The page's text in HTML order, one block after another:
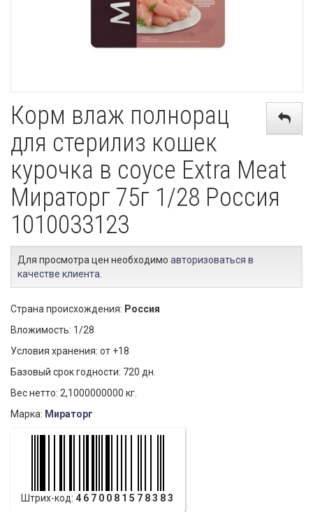
Корм влаж полнорац
для стерилиз кошек
курочка в соусе Extra Meat
Мираторг 75г 1/28 Россия
1010033123
Для просмотра цен необходимо авторизоваться в
качестве клиента
Страна происхождения: Россия
Вложимость: 1/28
Условия хранения: от +18
Базовый срок годности: 720 дн.
Вес нетто: 2,1000000000 кг.
Марка: Мираторг
Штрих-код: 4670081578383